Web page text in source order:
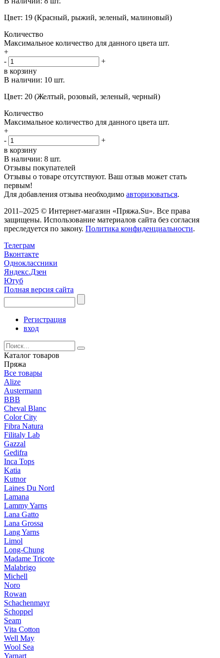
Цвет: 19 (Красный, рыжий, зеленый, малиновый)
Количество
Максимальное количество для данного цвета шт.
+
-
+
в корзину
В наличии: 10 шт.
Цвет: 20 (Желтый, розовый, зеленый, черный)
Количество
Максимальное количество для данного цвета шт.
+
-
+
в корзину
В наличии: 8 шт.
Отзывы покупателей
Отзывы о товаре отсутствуют. Ваш отзыв может стать
первым!
Для добавления отзыва необходимо авторизоваться.
2011–2025 © Интернет-магазин «Пряжа.Su». Все права
защищены. Использование материалов сайта без согласия
преследуется по закону. Политика конфиденциальности.
Телеграм
Вконтакте
Одноклассники
Яндекс.Дзен
Ютуб
Полная версия сайта
Регистрация
вход
Каталог товаров
Пряжа
Все товары
Alize
Austermann
BBB
Cheval Blanc
Color City
Fibra Natura
Filitaly Lab
Gazzal
Gedifra
Inca Tops
Katia
Kutnor
Laines Du Nord
Lamana
Lammy Yarns
Lana Gatto
Lana Grossa
Lang Yarns
Limol
Long-Chung
Madame Tricote
Malabrigo
Michell
Noro
Rowan
Schachenmayr
Schoppel
Seam
Vita Cotton
Well May
Wool Sea
Yarnart